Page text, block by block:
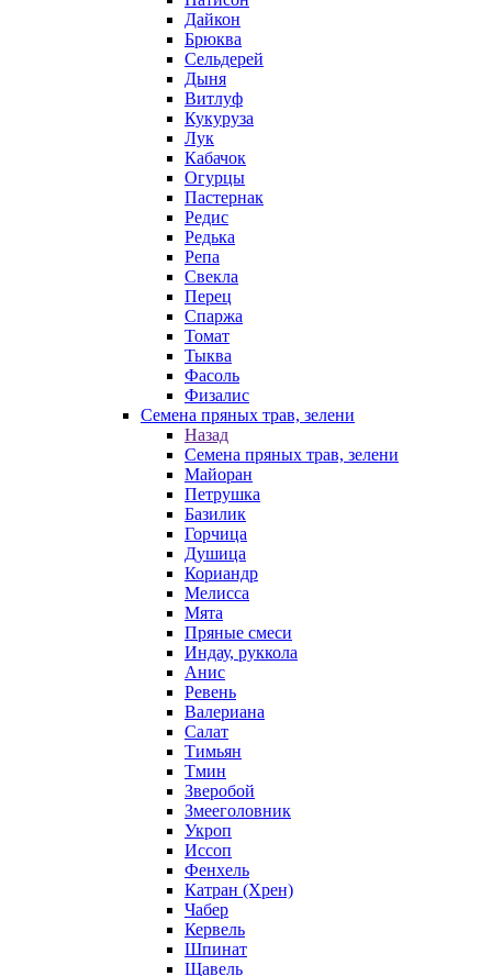
Дайкон
Брюква
Сельдерей
Дыня
Витлуф
Кукуруза
Лук
Кабачок
Огурцы
Пастернак
Редис
Редька
Репа
Свекла
Перец
Спаржа
Томат
Тыква
Фасоль
Физалис
Семена пряных трав, зелени
Назад
Семена пряных трав, зелени
Майоран
Петрушка
Базилик
Горчица
Душица
Кориандр
Мелисса
Мята
Пряные смеси
Индау, руккола
Анис
Ревень
Валериана
Салат
Тимьян
Тмин
Зверобой
Змееголовник
Укроп
Иссоп
Фенхель
Катран (Хрен)
Чабер
Кервель
Шпинат
Щавель